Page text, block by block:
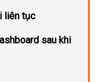
liên tục
sau khi